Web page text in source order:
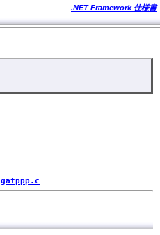
.NET Framework 仕様書
gatppp.c